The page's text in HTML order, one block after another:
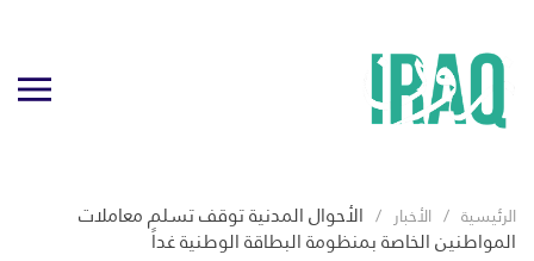
الرئيسية الأخبار الأحوال المدنية توقف تسلم معاملات
المواطنين الخاصة بمنظومة البطاقة الوطنية غداً